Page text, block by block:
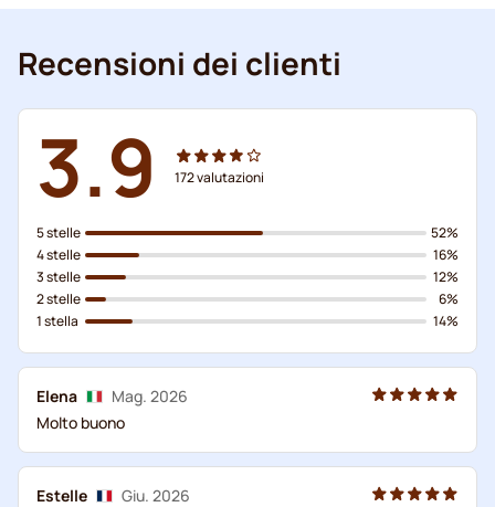
Recensioni dei clienti
3.9 172valutazioni
5 stelle
4 stelle
3 stelle
2 stelle
1 stella
52%
16%
12%
6%
14%
Elena
Mag. 2026
Molto buono
Estelle
Giu. 2026